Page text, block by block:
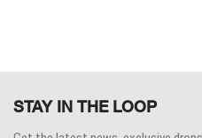
STAY IN THE LOOP